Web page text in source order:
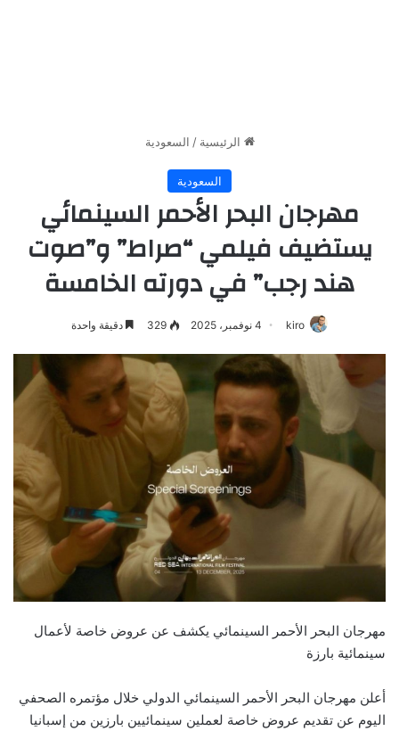
الرئيسية / السعودية
السعودية
مهرجان البحر الأحمر السينمائي
يستضيف فيلمي “صراط” و”صوت
هند رجب” في دورته الخامسة
kiro 4 نوفمبر، 2025 329 دقيقة واحدة
مهرجان البحر الأحمر السينمائي يكشف عن عروض خاصة لأعمال
سينمائية بارزة
أعلن مهرجان البحر الأحمر السينمائي الدولي خلال مؤتمره الصحفي
اليوم عن تقديم عروض خاصة لعملين سينمائيين بارزين من إسبانيا